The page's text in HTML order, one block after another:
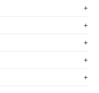
+
+
+
+
+